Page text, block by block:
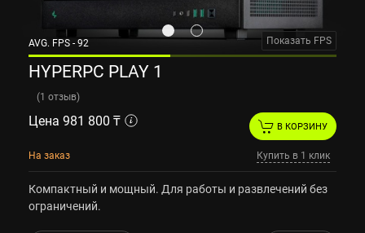
AVG. FPS - 92 Показать FPS
HYPERPC PLAY 1
(1 отзыв)
Цена 981 800 ₸
На заказ
В КОРЗИНУ
Купить в 1 клик
Компактный и мощный. Для работы и развлечений без
ограничений.